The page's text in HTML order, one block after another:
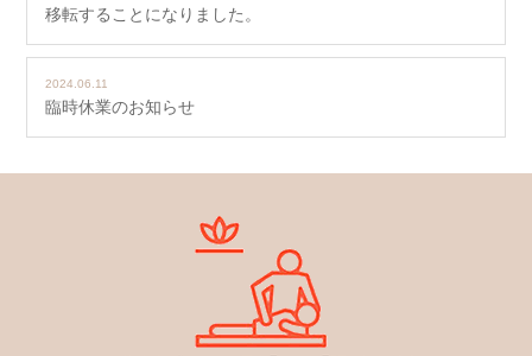
移転することになりました。
2024.06.11
臨時休業のお知らせ